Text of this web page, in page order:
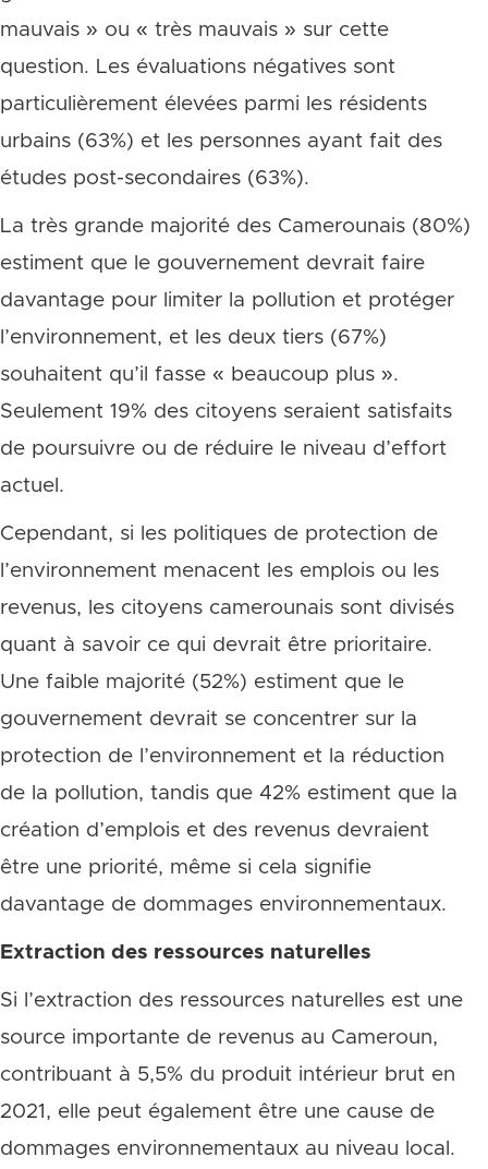
mauvais » ou « très mauvais » sur cette
question. Les évaluations négatives sont
particulièrement élevées parmi les résidents
urbains (63%) et les personnes ayant fait des
études post-secondaires (63%).
La très grande majorité des Camerounais (80%)
estiment que le gouvernement devrait faire
davantage pour limiter la pollution et protéger
l’environnement, et les deux tiers (67%)
souhaitent qu’il fasse « beaucoup plus ».
Seulement 19% des citoyens seraient satisfaits
de poursuivre ou de réduire le niveau d’effort
actuel.
Cependant, si les politiques de protection de
l’environnement menacent les emplois ou les
revenus, les citoyens camerounais sont divisés
quant à savoir ce qui devrait être prioritaire.
Une faible majorité (52%) estiment que le
gouvernement devrait se concentrer sur la
protection de l’environnement et la réduction
de la pollution, tandis que 42% estiment que la
création d’emplois et des revenus devraient
être une priorité, même si cela signifie
davantage de dommages environnementaux.
Extraction des ressources naturelles
Si l’extraction des ressources naturelles est une
source importante de revenus au Cameroun,
contribuant à 5,5% du produit intérieur brut en
2021, elle peut également être une cause de
dommages environnementaux au niveau local.